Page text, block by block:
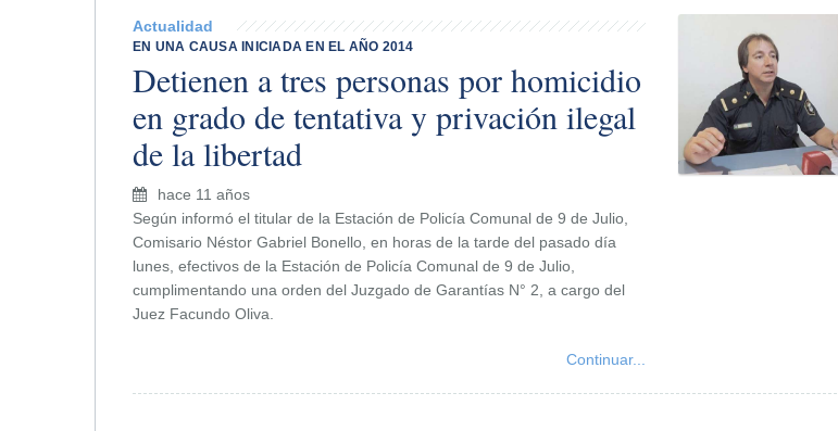
Actualidad
EN UNA CAUSA INICIADA EN EL AÑO 2014
Detienen a tres personas por homicidio
en grado de tentativa y privación ilegal
de la libertad
hace 11 años
Según informó el titular de la Estación de Policía Comunal de 9 de Julio,
Comisario Néstor Gabriel Bonello, en horas de la tarde del pasado día
lunes, efectivos de la Estación de Policía Comunal de 9 de Julio,
cumplimentando una orden del Juzgado de Garantías N° 2, a cargo del
Juez Facundo Oliva.
Continuar...